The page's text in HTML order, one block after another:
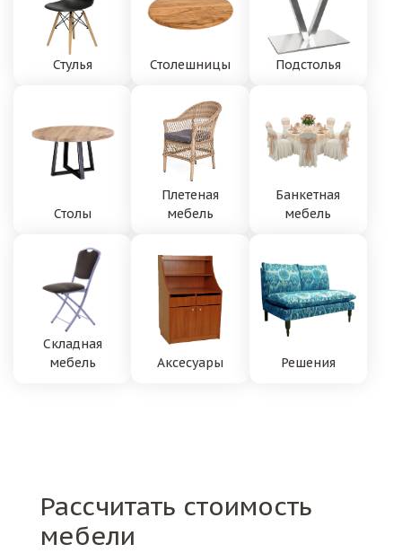
Стулья Столешницы Подстолья
Столы
Плетеная
мебель
Банкетная
мебель
Складная
мебель
Аксесуары Решения
Рассчитать стоимость
мебели